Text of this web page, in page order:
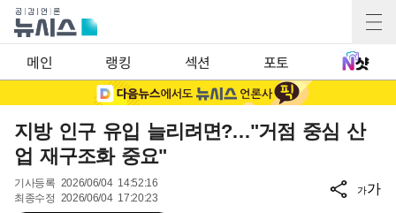
메인 랭킹 섹션 포토
지방 인구 유입 늘리려면?…"거점 중심 산
업 재구조화 중요"
기사등록 2026/06/04 14:52:16
최종수정 2026/06/04 17:20:23
가가